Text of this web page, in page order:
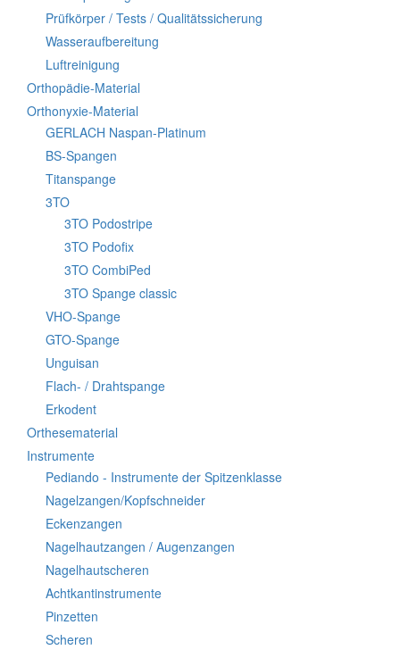
Prüfkörper / Tests / Qualitätssicherung
Wasseraufbereitung
Luftreinigung
Orthopädie-Material
Orthonyxie-Material
GERLACH Naspan-Platinum
BS-Spangen
Titanspange
3TO
3TO Podostripe
3TO Podofix
3TO CombiPed
3TO Spange classic
VHO-Spange
GTO-Spange
Unguisan
Flach- / Drahtspange
Erkodent
Orthesematerial
Instrumente
Pediando - Instrumente der Spitzenklasse
Nagelzangen/Kopfschneider
Eckenzangen
Nagelhautzangen / Augenzangen
Nagelhautscheren
Achtkantinstrumente
Pinzetten
Scheren